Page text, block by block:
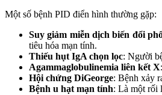
Một số bệnh PID điển hình thường gặp:
Suy giảm miễn dịch biến đổi
tiêu hóa mạn tính.
Thiếu hụt IgA chọn lọc: Người
Agammaglobulinemia liên kết X
Hội chứng DiGeorge: Bệnh xảy
Bệnh u hạt mạn tính: Là một rối